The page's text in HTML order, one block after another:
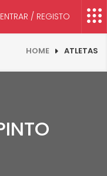
ENTRAR / REGISTO
HOME ATLETAS